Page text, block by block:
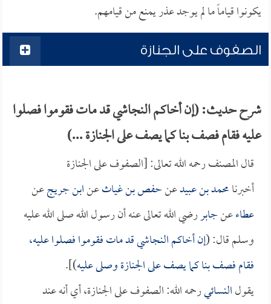
يكونوا قياماً ما لم يوجد عذر يمنع من قيامهم.
الصفوف على الجنازة
شرح حديث: (إن أخاكم النجاشي قد مات فقوموا فصلوا
عليه فقام فصف بنا كما يصف على الجنازة ...)
قال المصنف رحمه الله تعالى: [الصفوف على الجنازة
أخبرنامحمد بن عبيدعنحفص بن غياثعنابن جريجعن
عطاءعنجابررضي الله تعالى عنه أن رسول الله صلى الله عليه
وسلم قال: (إن أخاكمالنجاشيقد مات فقوموا فصلوا عليه،
فقام فصف بنا كما يصف على الجنازة وصلى عليه)].
يقولالنسائيرحمه الله: الصفوف على الجنازة، أي أنه عند